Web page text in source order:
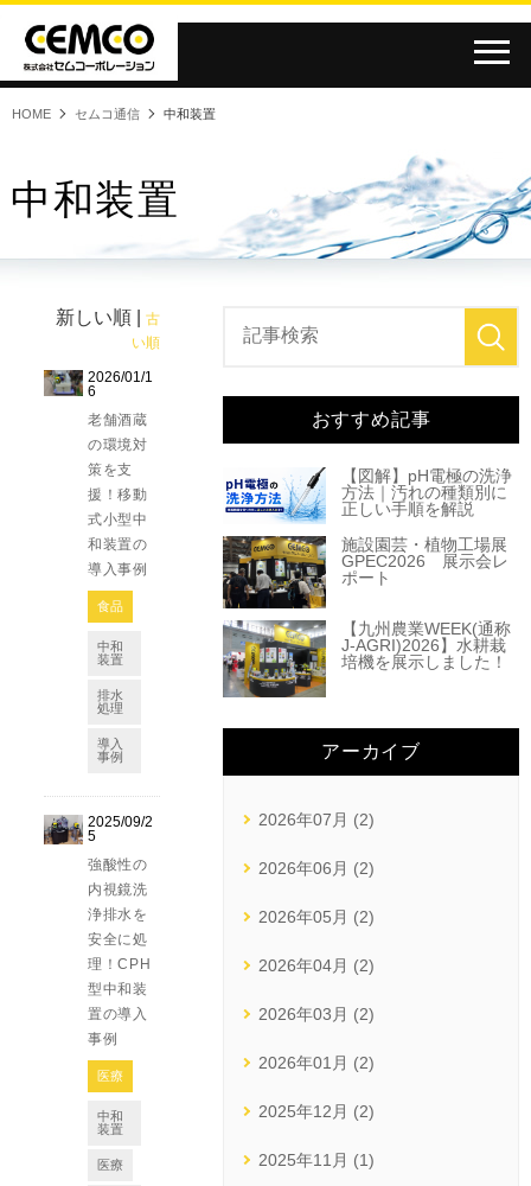
HOME セムコ通信 中和装置
中和装置
新しい順 |
古
い順
2026/01/1
6
老舗酒蔵
の環境対
策を支
援！移動
式小型中
和装置の
導入事例
食品
中和
装置
排水
処理
導入
事例
2025/09/2
5
強酸性の
内視鏡洗
浄排水を
安全に処
理！CPH
型中和装
置の導入
事例
医療
中和
装置
医療
おすすめ記事
【図解】pH電極の洗浄
方法｜汚れの種類別に
正しい手順を解説
施設園芸・植物工場展
GPEC2026 展示会レ
ポート
【九州農業WEEK(通称
J-AGRI)2026】水耕栽
培機を展示しました！
アーカイブ
2026年07月 (2)
2026年06月 (2)
2026年05月 (2)
2026年04月 (2)
2026年03月 (2)
2026年01月 (2)
2025年12月 (2)
2025年11月 (1)